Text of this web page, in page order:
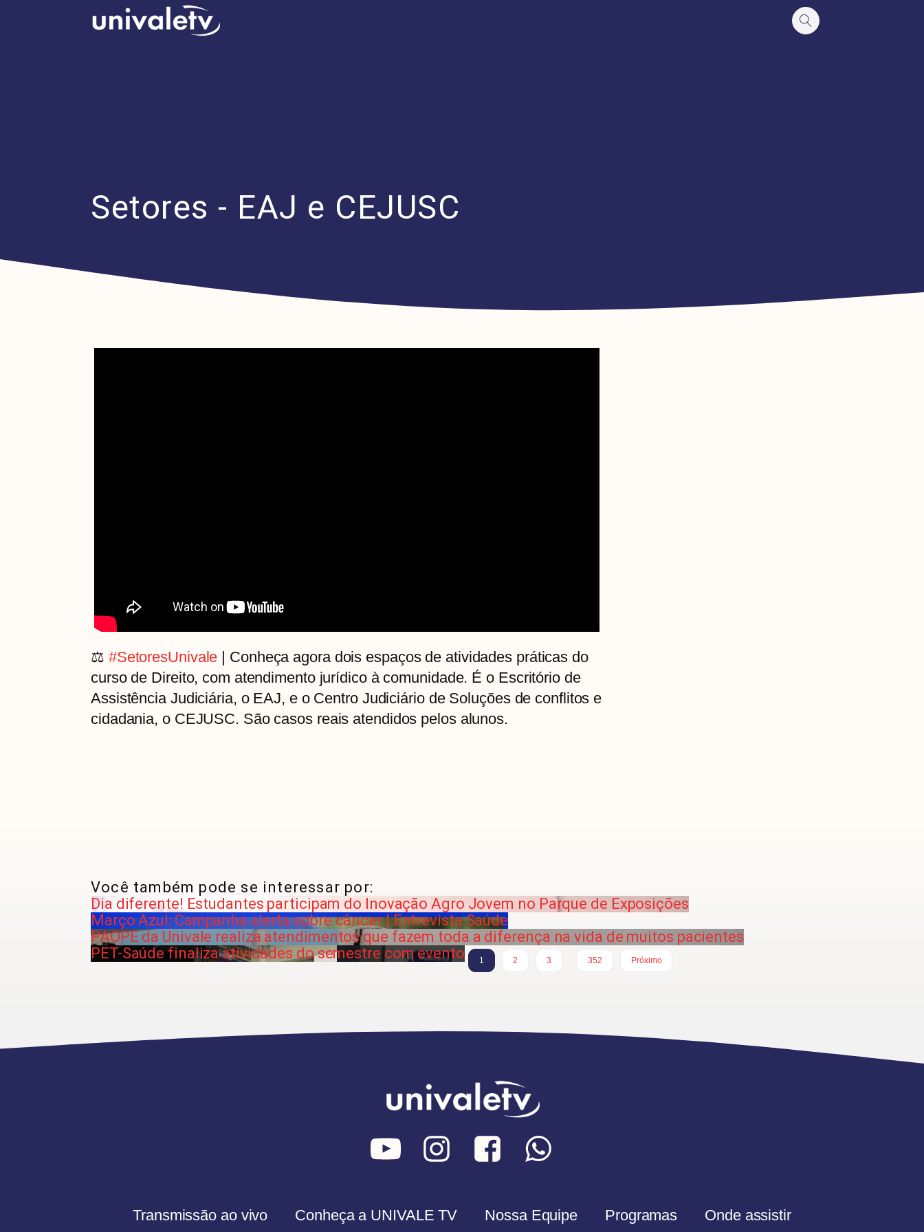
Setores - EAJ e CEJUSC
⚖️ #SetoresUnivale | Conheça agora dois espaços de atividades práticas do
curso de Direito, com atendimento jurídico à comunidade. É o Escritório de
Assistência Judiciária, o EAJ, e o Centro Judiciário de Soluções de conflitos e
cidadania, o CEJUSC. São casos reais atendidos pelos alunos.
Você também pode se interessar por:
Dia diferente! Estudantes participam do Inovação Agro Jovem no Parque de Exposições
Março Azul: Campanha alerta sobre câncer | Entrevista Saúde
PAOPE da Univale realiza atendimentos que fazem toda a diferença na vida de muitos pacientes
PET-Saúde finaliza atividades do semestre com evento
1 2 3
352
Próximo
Transmissão ao vivo Conheça a UNIVALE TV Nossa Equipe Programas Onde assistir